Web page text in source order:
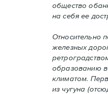
общество
на себя ее
Относительно
железных
образованию
климатом.
из чугуна